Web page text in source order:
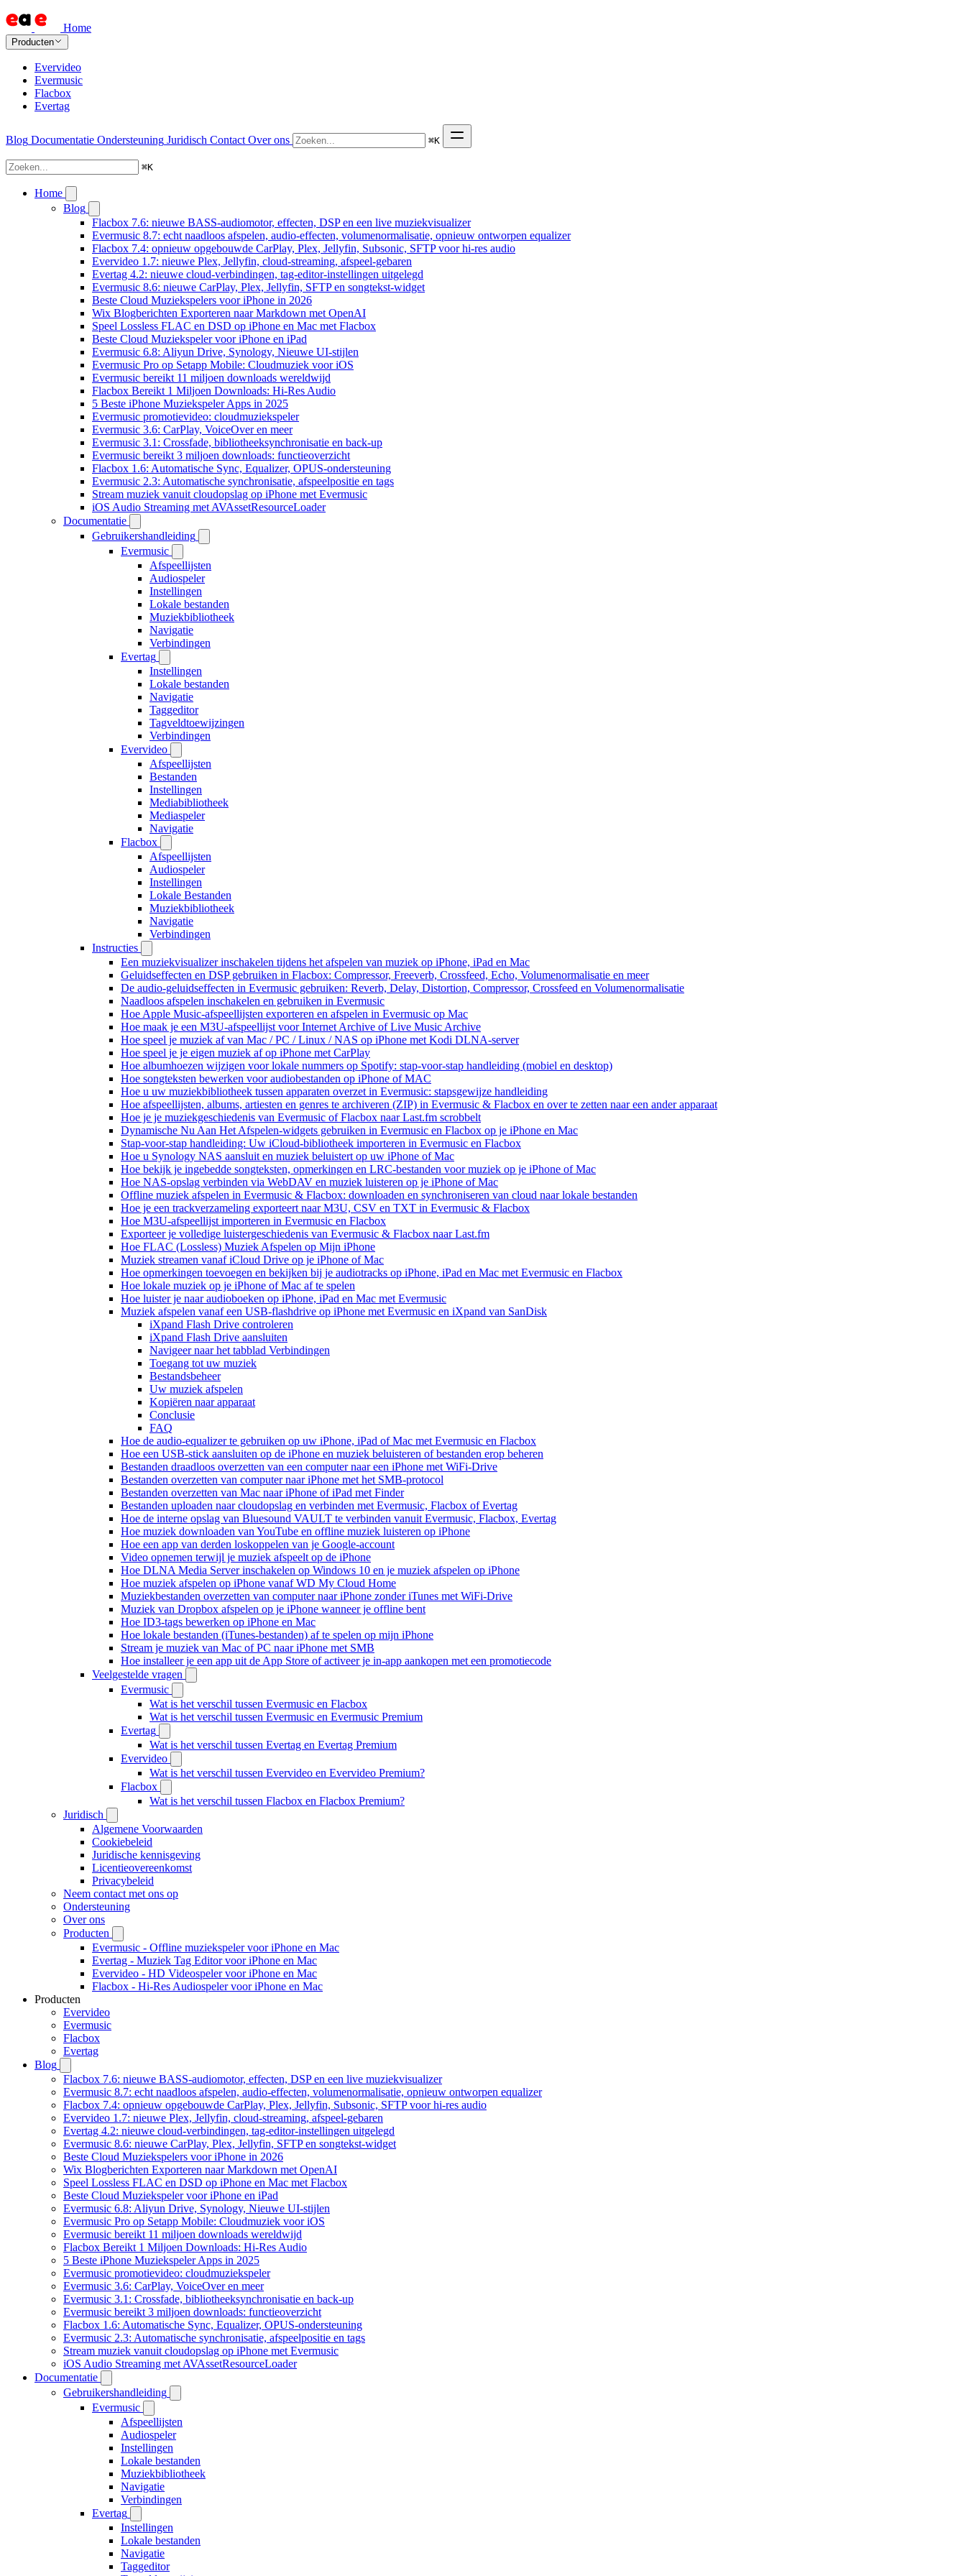
Home
Producten
Evervideo
Evermusic
Flacbox
Evertag
Blog Documentatie Ondersteuning Juridisch Contact Over ons ⌘K
⌘K
Home
Blog
Flacbox 7.6: nieuwe BASS-audiomotor, effecten, DSP en een live muziekvisualizer
Evermusic 8.7: echt naadloos afspelen, audio-effecten, volumenormalisatie, opnieuw ontworpen equalizer
Flacbox 7.4: opnieuw opgebouwde CarPlay, Plex, Jellyfin, Subsonic, SFTP voor hi-res audio
Evervideo 1.7: nieuwe Plex, Jellyfin, cloud-streaming, afspeel-gebaren
Evertag 4.2: nieuwe cloud-verbindingen, tag-editor-instellingen uitgelegd
Evermusic 8.6: nieuwe CarPlay, Plex, Jellyfin, SFTP en songtekst-widget
Beste Cloud Muziekspelers voor iPhone in 2026
Wix Blogberichten Exporteren naar Markdown met OpenAI
Speel Lossless FLAC en DSD op iPhone en Mac met Flacbox
Beste Cloud Muziekspeler voor iPhone en iPad
Evermusic 6.8: Aliyun Drive, Synology, Nieuwe UI-stijlen
Evermusic Pro op Setapp Mobile: Cloudmuziek voor iOS
Evermusic bereikt 11 miljoen downloads wereldwijd
Flacbox Bereikt 1 Miljoen Downloads: Hi-Res Audio
5 Beste iPhone Muziekspeler Apps in 2025
Evermusic promotievideo: cloudmuziekspeler
Evermusic 3.6: CarPlay, VoiceOver en meer
Evermusic 3.1: Crossfade, bibliotheeksynchronisatie en back-up
Evermusic bereikt 3 miljoen downloads: functieoverzicht
Flacbox 1.6: Automatische Sync, Equalizer, OPUS-ondersteuning
Evermusic 2.3: Automatische synchronisatie, afspeelpositie en tags
Stream muziek vanuit cloudopslag op iPhone met Evermusic
iOS Audio Streaming met AVAssetResourceLoader
Documentatie
Gebruikershandleiding
Evermusic
Afspeellijsten
Audiospeler
Instellingen
Lokale bestanden
Muziekbibliotheek
Navigatie
Verbindingen
Evertag
Instellingen
Lokale bestanden
Navigatie
Taggeditor
Tagveldtoewijzingen
Verbindingen
Evervideo
Afspeellijsten
Bestanden
Instellingen
Mediabibliotheek
Mediaspeler
Navigatie
Flacbox
Afspeellijsten
Audiospeler
Instellingen
Lokale Bestanden
Muziekbibliotheek
Navigatie
Verbindingen
Instructies
Een muziekvisualizer inschakelen tijdens het afspelen van muziek op iPhone, iPad en Mac
Geluidseffecten en DSP gebruiken in Flacbox: Compressor, Freeverb, Crossfeed, Echo, Volumenormalisatie en meer
De audio-geluidseffecten in Evermusic gebruiken: Reverb, Delay, Distortion, Compressor, Crossfeed en Volumenormalisatie
Naadloos afspelen inschakelen en gebruiken in Evermusic
Hoe Apple Music-afspeellijsten exporteren en afspelen in Evermusic op Mac
Hoe maak je een M3U-afspeellijst voor Internet Archive of Live Music Archive
Hoe speel je muziek af van Mac / PC / Linux / NAS op iPhone met Kodi DLNA-server
Hoe speel je je eigen muziek af op iPhone met CarPlay
Hoe albumhoezen wijzigen voor lokale nummers op Spotify: stap-voor-stap handleiding (mobiel en desktop)
Hoe songteksten bewerken voor audiobestanden op iPhone of MAC
Hoe u uw muziekbibliotheek tussen apparaten overzet in Evermusic: stapsgewijze handleiding
Hoe afspeellijsten, albums, artiesten en genres te archiveren (ZIP) in Evermusic & Flacbox en over te zetten naar een ander apparaat
Hoe je je muziekgeschiedenis van Evermusic of Flacbox naar Last.fm scrobbelt
Dynamische Nu Aan Het Afspelen-widgets gebruiken in Evermusic en Flacbox op je iPhone en Mac
Stap-voor-stap handleiding: Uw iCloud-bibliotheek importeren in Evermusic en Flacbox
Hoe u Synology NAS aansluit en muziek beluistert op uw iPhone of Mac
Hoe bekijk je ingebedde songteksten, opmerkingen en LRC-bestanden voor muziek op je iPhone of Mac
Hoe NAS-opslag verbinden via WebDAV en muziek luisteren op je iPhone of Mac
Offline muziek afspelen in Evermusic & Flacbox: downloaden en synchroniseren van cloud naar lokale bestanden
Hoe je een trackverzameling exporteert naar M3U, CSV en TXT in Evermusic & Flacbox
Hoe M3U-afspeellijst importeren in Evermusic en Flacbox
Exporteer je volledige luistergeschiedenis van Evermusic & Flacbox naar Last.fm
Hoe FLAC (Lossless) Muziek Afspelen op Mijn iPhone
Muziek streamen vanaf iCloud Drive op je iPhone of Mac
Hoe opmerkingen toevoegen en bekijken bij je audiotracks op iPhone, iPad en Mac met Evermusic en Flacbox
Hoe lokale muziek op je iPhone of Mac af te spelen
Hoe luister je naar audioboeken op iPhone, iPad en Mac met Evermusic
Muziek afspelen vanaf een USB-flashdrive op iPhone met Evermusic en iXpand van SanDisk
iXpand Flash Drive controleren
iXpand Flash Drive aansluiten
Navigeer naar het tabblad Verbindingen
Toegang tot uw muziek
Bestandsbeheer
Uw muziek afspelen
Kopiëren naar apparaat
Conclusie
FAQ
Hoe de audio-equalizer te gebruiken op uw iPhone, iPad of Mac met Evermusic en Flacbox
Hoe een USB-stick aansluiten op de iPhone en muziek beluisteren of bestanden erop beheren
Bestanden draadloos overzetten van een computer naar een iPhone met WiFi-Drive
Bestanden overzetten van computer naar iPhone met het SMB-protocol
Bestanden overzetten van Mac naar iPhone of iPad met Finder
Bestanden uploaden naar cloudopslag en verbinden met Evermusic, Flacbox of Evertag
Hoe de interne opslag van Bluesound VAULT te verbinden vanuit Evermusic, Flacbox, Evertag
Hoe muziek downloaden van YouTube en offline muziek luisteren op iPhone
Hoe een app van derden loskoppelen van je Google-account
Video opnemen terwijl je muziek afspeelt op de iPhone
Hoe DLNA Media Server inschakelen op Windows 10 en je muziek afspelen op iPhone
Hoe muziek afspelen op iPhone vanaf WD My Cloud Home
Muziekbestanden overzetten van computer naar iPhone zonder iTunes met WiFi-Drive
Muziek van Dropbox afspelen op je iPhone wanneer je offline bent
Hoe ID3-tags bewerken op iPhone en Mac
Hoe lokale bestanden (iTunes-bestanden) af te spelen op mijn iPhone
Stream je muziek van Mac of PC naar iPhone met SMB
Hoe installeer je een app uit de App Store of activeer je in-app aankopen met een promotiecode
Veelgestelde vragen
Evermusic
Wat is het verschil tussen Evermusic en Flacbox
Wat is het verschil tussen Evermusic en Evermusic Premium
Evertag
Wat is het verschil tussen Evertag en Evertag Premium
Evervideo
Wat is het verschil tussen Evervideo en Evervideo Premium?
Flacbox
Wat is het verschil tussen Flacbox en Flacbox Premium?
Juridisch
Algemene Voorwaarden
Cookiebeleid
Juridische kennisgeving
Licentieovereenkomst
Privacybeleid
Neem contact met ons op
Ondersteuning
Over ons
Producten
Evermusic - Offline muziekspeler voor iPhone en Mac
Evertag - Muziek Tag Editor voor iPhone en Mac
Evervideo - HD Videospeler voor iPhone en Mac
Flacbox - Hi-Res Audiospeler voor iPhone en Mac
Producten
Evervideo
Evermusic
Flacbox
Evertag
Blog
Flacbox 7.6: nieuwe BASS-audiomotor, effecten, DSP en een live muziekvisualizer
Evermusic 8.7: echt naadloos afspelen, audio-effecten, volumenormalisatie, opnieuw ontworpen equalizer
Flacbox 7.4: opnieuw opgebouwde CarPlay, Plex, Jellyfin, Subsonic, SFTP voor hi-res audio
Evervideo 1.7: nieuwe Plex, Jellyfin, cloud-streaming, afspeel-gebaren
Evertag 4.2: nieuwe cloud-verbindingen, tag-editor-instellingen uitgelegd
Evermusic 8.6: nieuwe CarPlay, Plex, Jellyfin, SFTP en songtekst-widget
Beste Cloud Muziekspelers voor iPhone in 2026
Wix Blogberichten Exporteren naar Markdown met OpenAI
Speel Lossless FLAC en DSD op iPhone en Mac met Flacbox
Beste Cloud Muziekspeler voor iPhone en iPad
Evermusic 6.8: Aliyun Drive, Synology, Nieuwe UI-stijlen
Evermusic Pro op Setapp Mobile: Cloudmuziek voor iOS
Evermusic bereikt 11 miljoen downloads wereldwijd
Flacbox Bereikt 1 Miljoen Downloads: Hi-Res Audio
5 Beste iPhone Muziekspeler Apps in 2025
Evermusic promotievideo: cloudmuziekspeler
Evermusic 3.6: CarPlay, VoiceOver en meer
Evermusic 3.1: Crossfade, bibliotheeksynchronisatie en back-up
Evermusic bereikt 3 miljoen downloads: functieoverzicht
Flacbox 1.6: Automatische Sync, Equalizer, OPUS-ondersteuning
Evermusic 2.3: Automatische synchronisatie, afspeelpositie en tags
Stream muziek vanuit cloudopslag op iPhone met Evermusic
iOS Audio Streaming met AVAssetResourceLoader
Documentatie
Gebruikershandleiding
Evermusic
Afspeellijsten
Audiospeler
Instellingen
Lokale bestanden
Muziekbibliotheek
Navigatie
Verbindingen
Evertag
Instellingen
Lokale bestanden
Navigatie
Taggeditor